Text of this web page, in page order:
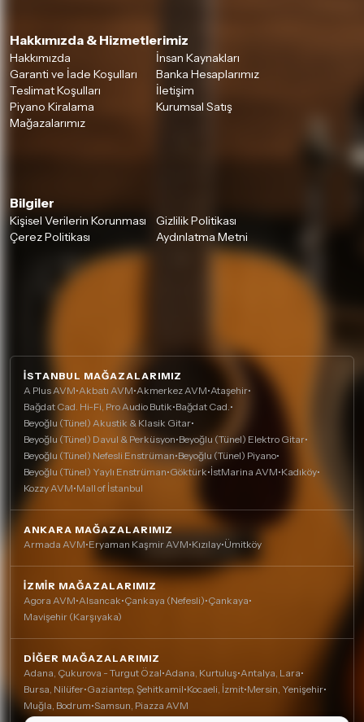
Hakkımızda & Hizmetlerimiz
Hakkımızda
İnsan Kaynakları
Garanti ve İade Koşulları
Banka Hesaplarımız
Teslimat Koşulları
İletişim
Piyano Kiralama
Kurumsal Satış
Mağazalarımız
Bilgiler
Kişisel Verilerin Korunması
Gizlilik Politikası
Çerez Politikası
Aydınlatma Metni
İSTANBUL MAĞAZALARIMIZ
A Plus AVM•Akbatı AVM•Akmerkez AVM•Ataşehir•
Bağdat Cad. Hi-Fi, Pro Audio Butik•Bağdat Cad.•
Beyoğlu (Tünel) Akustik & Klasik Gitar•
Beyoğlu (Tünel) Davul & Perküsyon•Beyoğlu (Tünel) Elektro Gitar•
Beyoğlu (Tünel) Nefesli Enstrüman•Beyoğlu (Tünel) Piyano•
Beyoğlu (Tünel) Yaylı Enstrüman•Göktürk•İstMarina AVM•Kadıköy•
Kozzy AVM•Mall of İstanbul
ANKARA MAĞAZALARIMIZ
Armada AVM•Eryaman Kaşmir AVM•Kızılay•Ümitköy
İZMIR MAĞAZALARIMIZ
Agora AVM•Alsancak•Çankaya (Nefesli)•Çankaya•
Mavişehir (Karşıyaka)
DIĞER MAĞAZALARIMIZ
Adana, Çukurova - Turgut Özal•Adana, Kurtuluş•Antalya, Lara•
Bursa, Nilüfer•Gaziantep, Şehitkamil•Kocaeli, İzmit•Mersin, Yenişehir•
Muğla, Bodrum•Samsun, Piazza AVM